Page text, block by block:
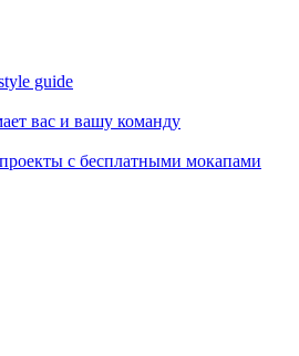
guide
вас и вашу команду
с бесплатными мокапами